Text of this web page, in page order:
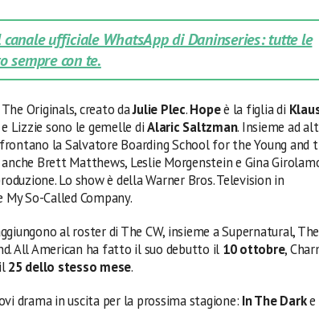
ufficiale WhatsApp di Daninseries: tutte le
sempre con te.
Originals, creato daJulie Plec.Hopeè la figlia di
Lizzie sono le gemelle diAlaric Saltzman. Insieme ad
la Salvatore Boarding School for the Young and
Brett Matthews, Leslie Morgenstein e Gina
Lo show è della Warner Bros. Television in
So-Called Company.
al roster di The CW, insieme a Supernatural, The
All American ha fatto il suo debutto il 10 ottobre,
25 dello stesso mese.
drama in uscita per la prossima stagione: In The Darke